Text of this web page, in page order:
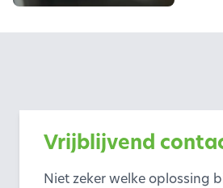
Vrijblijvend
Niet zeker welke oplossing